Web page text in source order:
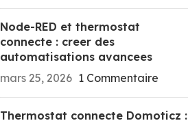
Node-RED et thermostat
connecte : creer des
automatisations avancees
mars 25, 2026 1 Commentaire
Thermostat connecte Domoticz :